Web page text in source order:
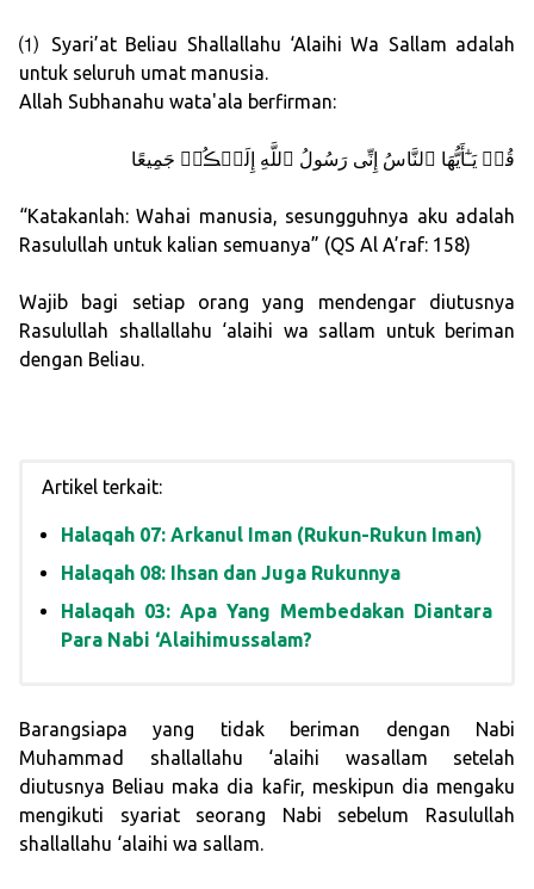
⑴ Syari’at Beliau Shallallahu ‘Alaihi Wa Sallam adalah
untuk seluruh umat manusia.
Allah Subhanahu wata'ala berfirman:
قُلۡ يَـٰٓأَيُّهَا ٱلنَّاسُ إِنِّى رَسُولُ ٱللَّهِ إِلَيۡڪُمۡ جَمِيعًا
“Katakanlah: Wahai manusia, sesungguhnya aku adalah
Rasulullah untuk kalian semuanya” (QS Al A’raf: 158)
Wajib bagi setiap orang yang mendengar diutusnya
Rasulullah shallallahu ‘alaihi wa sallam untuk beriman
dengan Beliau.
Artikel terkait:
Halaqah 07: Arkanul Iman (Rukun-Rukun Iman)
Halaqah 08: Ihsan dan Juga Rukunnya
Halaqah 03: Apa Yang Membedakan Diantara
Para Nabi ‘Alaihimussalam?
Barangsiapa yang tidak beriman dengan Nabi
Muhammad shallallahu ‘alaihi wasallam setelah
diutusnya Beliau maka dia kafir, meskipun dia mengaku
mengikuti syariat seorang Nabi sebelum Rasulullah
shallallahu ‘alaihi wa sallam.